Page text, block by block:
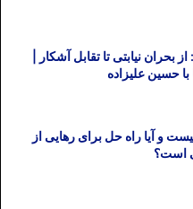
بحران نیابتی تا تقابل آشکار |
حسین علیزاده
و آیا راه حل برای رهایی از
است؟